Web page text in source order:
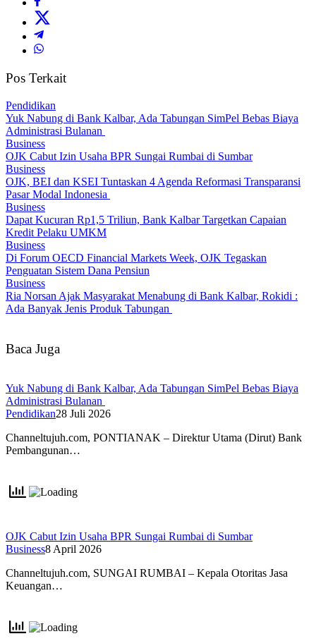
Pos Terkait
Pendidikan
Yuk Nabung di Bank Kalbar, Ada Tabungan SimPel Bebas Biaya
Administrasi Bulanan
Business
OJK Cabut Izin Usaha BPR Sungai Rumbai di Sumbar
Business
OJK, BEI dan KSEI Tuntaskan 4 Agenda Reformasi Transparansi
Pasar Modal Indonesia
Business
Dapat Kucuran Rp1,5 Triliun, Bank Kalbar Targetkan Capaian
Kredit Pelaku UMKM
Business
Di Forum OECD Financial Markets Week, OJK Tegaskan
Penguatan Sistem Dana Pensiun
Business
Ria Norsan Ajak Masyarakat Menabung di Bank Kalbar, Rokidi :
Ada Banyak Jenis Produk Tabungan
Baca Juga
Yuk Nabung di Bank Kalbar, Ada Tabungan SimPel Bebas Biaya
Administrasi Bulanan
Pendidikan28 Juli 2026
Channeltujuh.com, PONTIANAK – Direktur Utama (Dirut) Bank
Pembangunan…
OJK Cabut Izin Usaha BPR Sungai Rumbai di Sumbar
Business8 April 2026
Channeltujuh.com, SUNGAI RUMBAI – Kepala Otoritas Jasa
Keuangan…